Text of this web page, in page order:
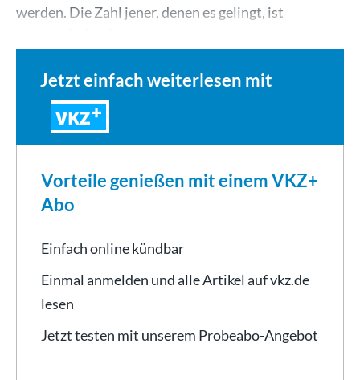
werden. Die Zahl jener, denen es gelingt, ist
Jetzt einfach weiterlesen mit
VKZ
Vorteile genießen mit einem VKZ+
Abo
Einfach online kündbar
Einmal anmelden und alle Artikel auf vkz.de
lesen
Jetzt testen mit unserem Probeabo-Angebot